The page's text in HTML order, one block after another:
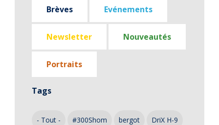
Brèves Evénements
Newsletter Nouveautés
Portraits
Tags
- Tout - #300Shom bergot DriX H-9